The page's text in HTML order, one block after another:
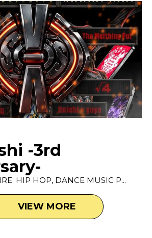
-3rd
HIP HOP, DANCE MUSIC P...
VIEW MORE